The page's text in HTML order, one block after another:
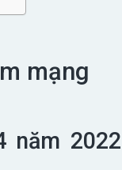
mạng
năm 2022